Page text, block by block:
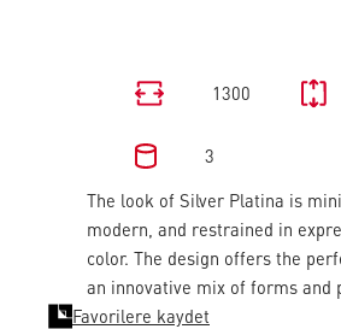
1300
3
The look of Silver Platina is
modern, and restrained in
color. The design offers the
an innovative mix of forms and
Favorilere kaydet